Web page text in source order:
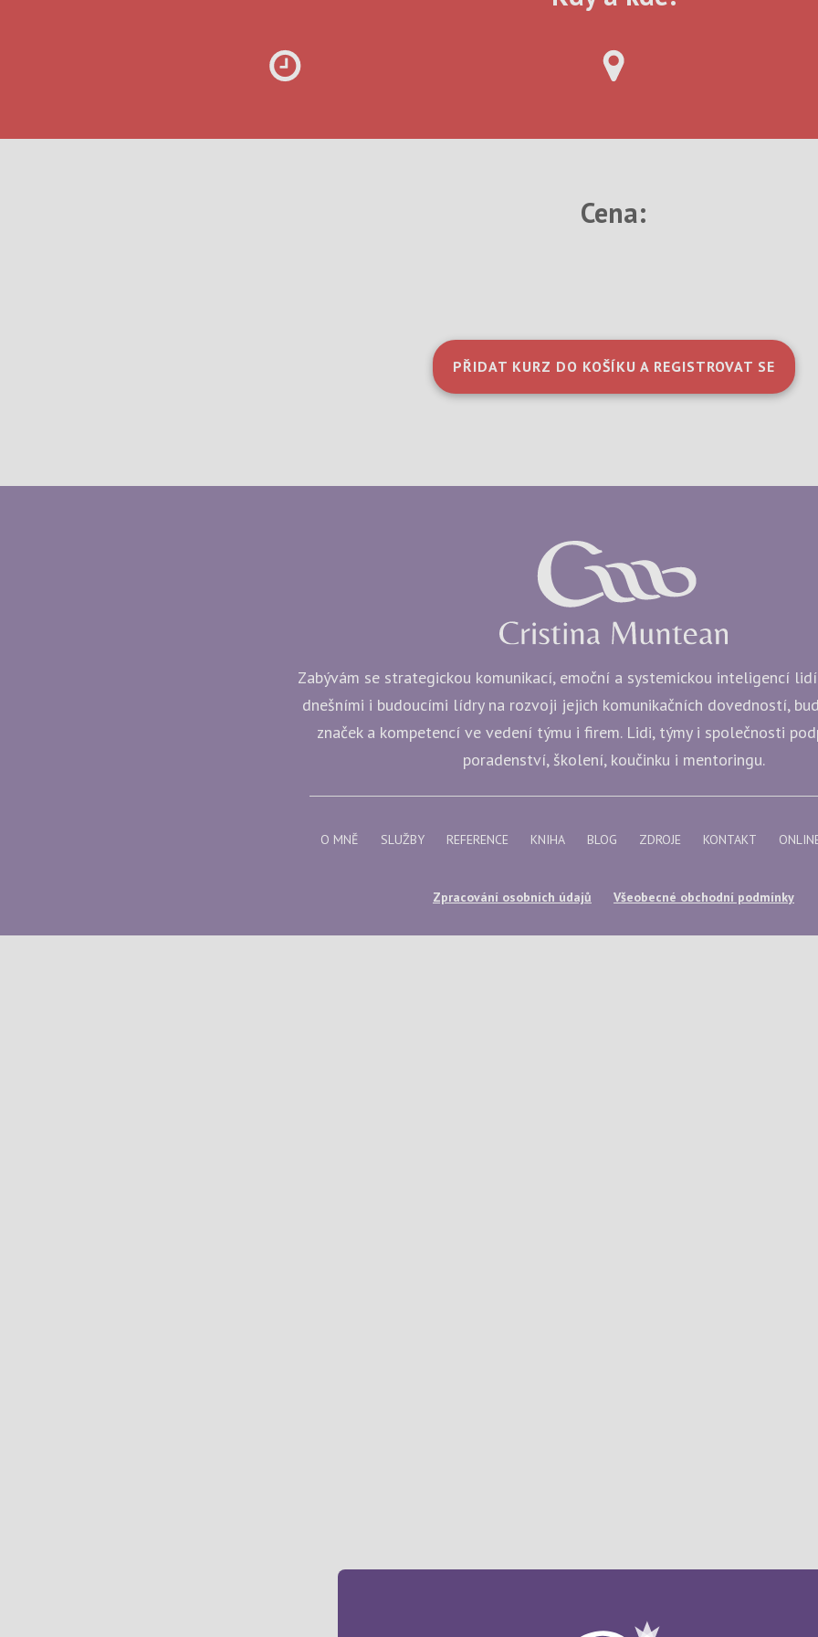
Cena:
PŘIDAT KURZ DO KOŠÍKU A REGISTROVAT SE
Zabývám se strategickou komunikací, emoční a systemickou inteligencí
dnešními i budoucími lídry na rozvoji jejich komunikačních dovedností,
značek a kompetencí ve vedení týmu i firem. Lidi, týmy i společnosti
poradenství, školení, koučinku i mentoringu.
O MNĚ SLUŽBY REFERENCE KNIHA BLOG ZDROJE KONTAKT
Zpracování osobních údajů Všeobecné obchodní podmínky